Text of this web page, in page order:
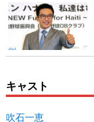
キャスト
吹石一恵